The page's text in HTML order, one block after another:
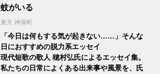
蚊がいる
東京 神保町
「今日は何もする気が起きない……」そんな
日におすすめの脱力系エッセイ
現代短歌の歌人 穂村弘氏によるエッセイ集。
私たちの日常によくある出来事や風景を、氏